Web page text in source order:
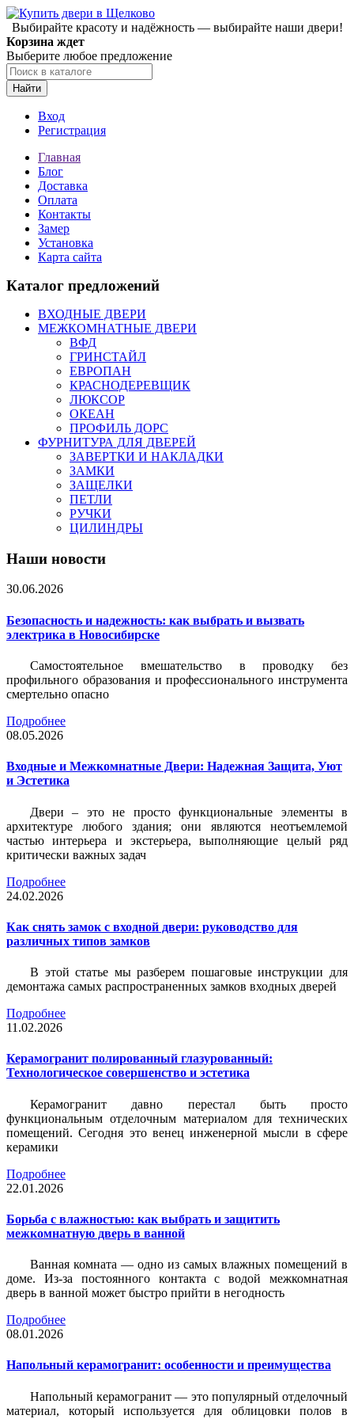
Выбирайте красоту и надёжность — выбирайте наши двери!
Корзина ждет
Выберите любое предложение
Найти
Вход
Регистрация
Главная
Блог
Доставка
Оплата
Контакты
Замер
Установка
Карта сайта
Каталог предложений
ВХОДНЫЕ ДВЕРИ
МЕЖКОМНАТНЫЕ ДВЕРИ
ВФД
ГРИНСТАЙЛ
ЕВРОПАН
КРАСНОДЕРЕВЩИК
ЛЮКСОР
ОКЕАН
ПРОФИЛЬ ДОРС
ФУРНИТУРА ДЛЯ ДВЕРЕЙ
ЗАВЕРТКИ И НАКЛАДКИ
ЗАМКИ
ЗАЩЕЛКИ
ПЕТЛИ
РУЧКИ
ЦИЛИНДРЫ
Наши новости
30.06.2026
Безопасность и надежность: как выбрать и вызвать
электрика в Новосибирске
Самостоятельное вмешательство в проводку без
профильного образования и профессионального инструмента
смертельно опасно
Подробнее
08.05.2026
Входные и Межкомнатные Двери: Надежная Защита, Уют
и Эстетика
Двери – это не просто функциональные элементы в
архитектуре любого здания; они являются неотъемлемой
частью интерьера и экстерьера, выполняющие целый ряд
критически важных задач
Подробнее
24.02.2026
Как снять замок с входной двери: руководство для
различных типов замков
В этой статье мы разберем пошаговые инструкции для
демонтажа самых распространенных замков входных дверей
Подробнее
11.02.2026
Керамогранит полированный глазурованный:
Технологическое совершенство и эстетика
Керамогранит давно перестал быть просто
функциональным отделочным материалом для технических
помещений. Сегодня это венец инженерной мысли в сфере
керамики
Подробнее
22.01.2026
Борьба с влажностью: как выбрать и защитить
межкомнатную дверь в ванной
Ванная комната — одно из самых влажных помещений в
доме. Из-за постоянного контакта с водой межкомнатная
дверь в ванной может быстро прийти в негодность
Подробнее
08.01.2026
Напольный керамогранит: особенности и преимущества
Напольный керамогранит — это популярный отделочный
материал, который используется для облицовки полов в